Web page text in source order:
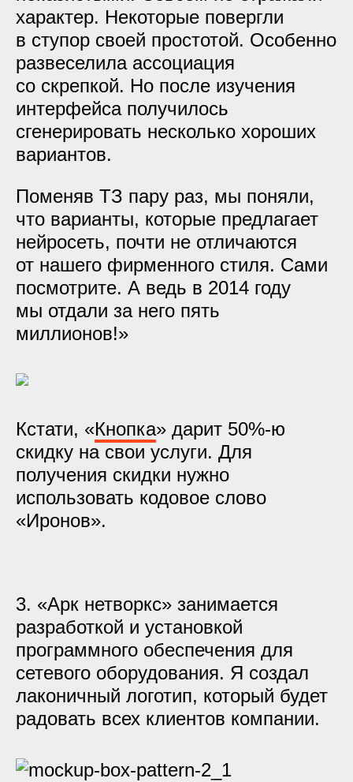
характер. Некоторые повергли
в ступор своей простотой. Особенно
развеселила ассоциация
со скрепкой. Но после изучения
интерфейса получилось
сгенерировать несколько хороших
вариантов.
Поменяв ТЗ пару раз, мы поняли,
что варианты, которые предлагает
нейросеть, почти не отличаются
от нашего фирменного стиля. Сами
посмотрите. А ведь в 2014 году
мы отдали за него пять
миллионов!»
Кстати, «Кнопка» дарит 50%-ю
скидку на свои услуги. Для
получения скидки нужно
использовать кодовое слово
«Иронов».
3. «Арк нетворкс» занимается
разработкой и установкой
программного обеспечения для
сетевого оборудования. Я создал
лаконичный логотип, который будет
радовать всех клиентов компании.